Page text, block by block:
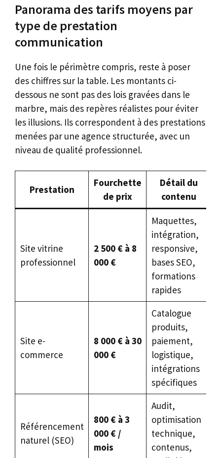
Panorama des tarifs moyens par
type de prestation
communication
Une fois le périmètre compris, reste à poser
des chiffres sur la table. Les montants ci-
dessous ne sont pas des lois gravées dans le
marbre, mais des repères réalistes pour éviter
les illusions. Ils correspondent à des prestations
menées par une agence structurée, avec un
niveau de qualité professionnel.
Prestation
Fourchette
de prix
Détail du
contenu
Site vitrine
professionnel
2 500 € à 8
000 €
Maquettes,
intégration,
responsive,
bases SEO,
formations
rapides
Site e-
commerce
8 000 € à 30
000 €
Catalogue
produits,
paiement,
logistique,
intégrations
spécifiques
Référencement
naturel (SEO)
800 € à 3
000 € /
mois
Audit,
optimisation
technique,
contenus,